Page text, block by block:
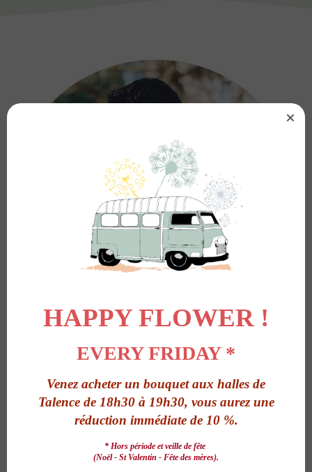
Mariages et
évènements
dès le début dans l’organisation de votre mariage et cela passe
HAPPY FLOWER !
EVERY FRIDAY *
Venez acheter un bouquet aux halles de
Talence de 18h30 à 19h30, vous aurez une
réduction immédiate de 10 %.
* Hors période et veille de fête
(Noël - St Valentin - Fête des mères).